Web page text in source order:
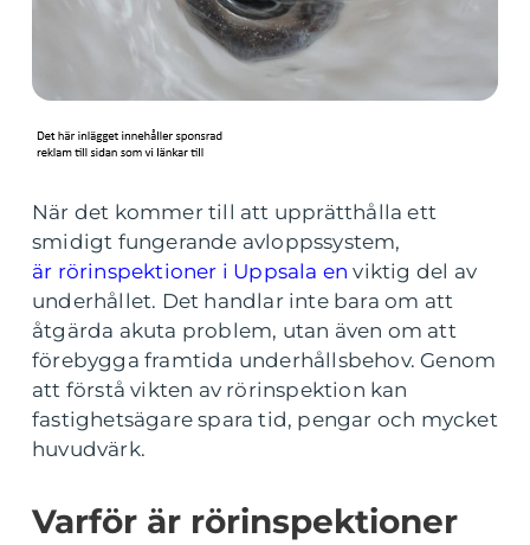
När det kommer till att upprätthålla ett
smidigt fungerande avloppssystem,
är rörinspektioner i Uppsala en viktig del av
underhållet. Det handlar inte bara om att
åtgärda akuta problem, utan även om att
förebygga framtida underhållsbehov. Genom
att förstå vikten av rörinspektion kan
fastighetsägare spara tid, pengar och mycket
huvudvärk.
Varför är rörinspektioner